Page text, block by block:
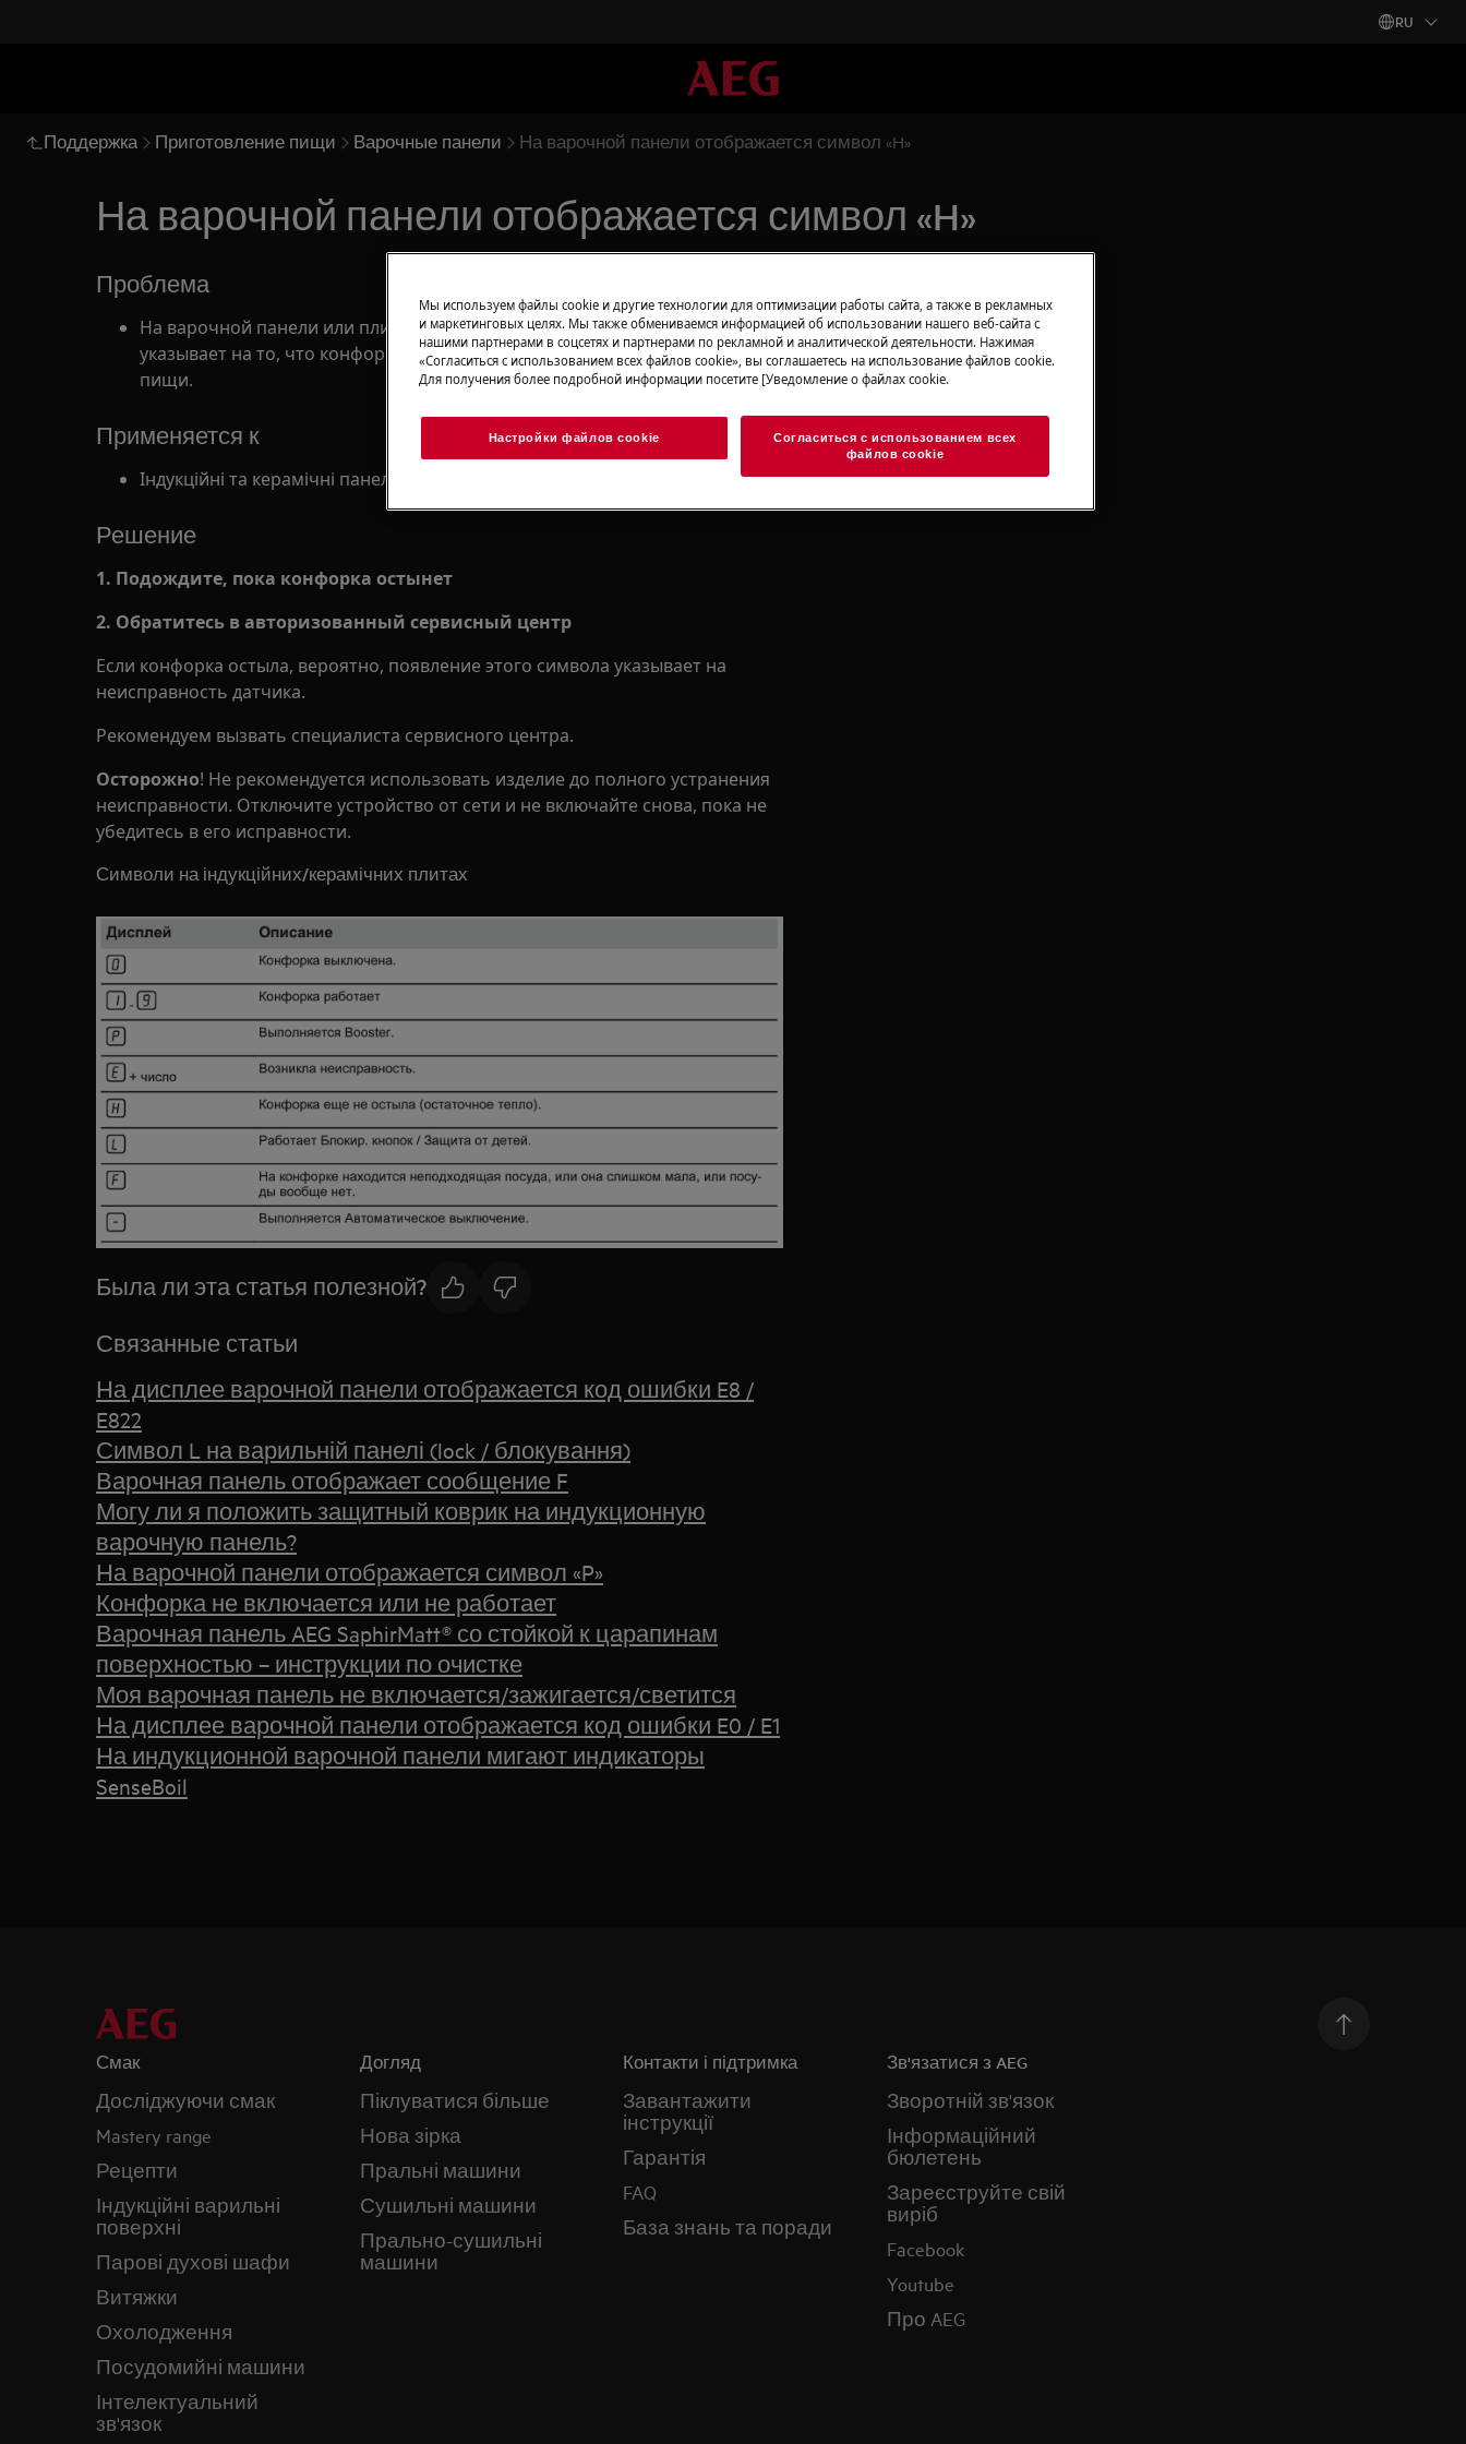
RU
Поддержка Приготовление пищи Варочные панели На варочной панели отображается символ «H»
На варочной панели отображается символ «H»
Проблема
На варочной панели или плите отображается символ «H». Обычно это
указывает на то, что конфорка осталась горячей после приготовления
пищи.
Применяется к
Індукційні та керамічні панелі
Решение
1. Подождите, пока конфорка остынет
2. Обратитесь в авторизованный сервисный центр
Если конфорка остыла, вероятно, появление этого символа указывает на
неисправность датчика.
Рекомендуем вызвать специалиста сервисного центра.
Осторожно! Не рекомендуется использовать изделие до полного устранения
неисправности. Отключите устройство от сети и не включайте снова, пока не
убедитесь в его исправности.
Символи на індукційних/керамічних плитах
Была ли эта статья полезной?
Связанные статьи
На дисплее варочной панели отображается код ошибки E8 /
E822
Символ L на варильній панелі (lock / блокування)
Варочная панель отображает сообщение F
Могу ли я положить защитный коврик на индукционную
варочную панель?
На варочной панели отображается символ «P»
Конфорка не включается или не работает
Варочная панель AEG SaphirMatt® со стойкой к царапинам
поверхностью – инструкции по очистке
Моя варочная панель не включается/зажигается/светится
На дисплее варочной панели отображается код ошибки E0 / E1
На индукционной варочной панели мигают индикаторы
SenseBoil
Смак
Досліджуючи смак
Mastery range
Рецепти
Індукційні варильні
поверхні
Парові духові шафи
Витяжки
Охолодження
Посудомийні машини
Інтелектуальний
зв'язок
Догляд
Піклуватися більше
Нова зірка
Пральні машини
Сушильні машини
Прально-сушильні
машини
Контакти і підтримка
Завантажити
інструкції
Гарантія
FAQ
База знань та поради
Зв'язатися з AEG
Зворотній зв'язок
Інформаційний
бюлетень
Зареєструйте свій
виріб
Facebook
Youtube
Про AEG
Мы используем файлы cookie и другие технологии для оптимизации работы сайта, а также в рекламных
и маркетинговых целях. Мы также обмениваемся информацией об использовании нашего веб-сайта с
нашими партнерами в соцсетях и партнерами по рекламной и аналитической деятельности. Нажимая
«Согласиться с использованием всех файлов cookie», вы соглашаетесь на использование файлов cookie.
Для получения более подробной информации посетите [Уведомление о файлах cookie.
Настройки файлов cookie
Согласиться с использованием всех
файлов cookie